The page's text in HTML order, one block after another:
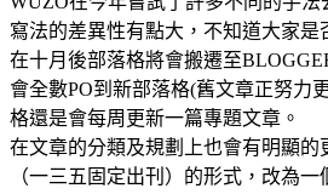
寫法的差異性有點大，不知道大家是
在十月後部落格將會搬遷至
會全數PO到新部落格(舊文章正努力
格還是會每周更新一篇專題文章。
在文章的分類及規劃上也會有明顯的
（一三五固定出刊）的形式，改為